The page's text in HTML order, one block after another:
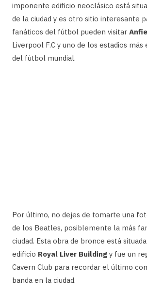
imponente edificio neoclásico está
de la ciudad y es otro sitio interesante
fanáticos del fútbol pueden visitar
Liverpool F.C y uno de los estadios
del fútbol mundial.
Por último, no dejes de tomarte una
de los Beatles, posiblemente la más
ciudad. Esta obra de bronce está
edificio Royal Liver Building y fue un
Cavern Club para recordar el último
banda en la ciudad.